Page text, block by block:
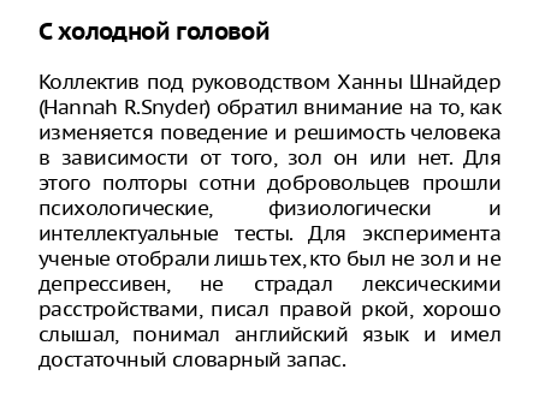
С холодной головой
Коллектив под руководством Ханны Шнайдер
(Hannah R.Snyder) обратил внимание на то, как
изменяется поведение и решимость человека
в зависимости от того, зол он или нет. Для
этого полторы сотни добровольцев прошли
психологические, физиологически и
интеллектуальные тесты. Для эксперимента
ученые отобрали лишь тех, кто был не зол и не
депрессивен, не страдал лексическими
расстройствами, писал правой ркой, хорошо
слышал, понимал английский язык и имел
достаточный словарный запас.